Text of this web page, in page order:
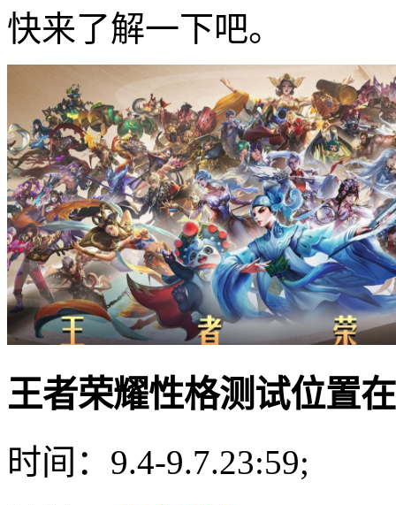
快来了解一下吧。
王者荣耀性格测试位置
时间：9.4-9.7.23:59;